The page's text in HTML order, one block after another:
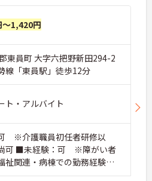
1,420円
東員町 大字六把野新田294-2
線「東員駅」徒歩12分
ト・アルバイト
※介護職員初任者研修以
可 ■未経験：可 ※障がい者
祉関連・病棟での勤務経験が